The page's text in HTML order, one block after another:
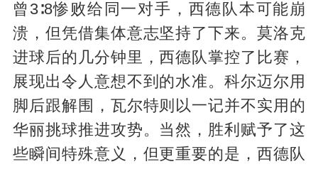
曾3∶8惨败给同一对手，西德队本可能崩
溃，但凭借集体意志坚持了下来。莫洛克
进球后的几分钟里，西德队掌控了比赛，
展现出令人意想不到的水准。科尔迈尔用
脚后跟解围，瓦尔特则以一记并不实用的
华丽挑球推进攻势。当然，胜利赋予了这
些瞬间特殊意义，但更重要的是，西德队